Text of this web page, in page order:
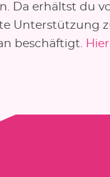
Da erhältst du
Unterstützung
beschäftigt.